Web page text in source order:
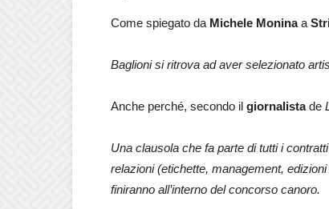
Come spiegato da Michele Moninaa
Baglioni si ritrova ad aver selezionato
Anche perché, secondo il giornalistade
Una clausola che fa parte di tutti i
relazioni (etichette, management,
finiranno all’interno del concorso canoro.